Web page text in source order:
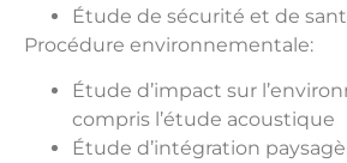
Étude de sécurité et de
Procédure environnementale:
Étude d’impact sur
compris l’étude acoustique
Étude d’intégration